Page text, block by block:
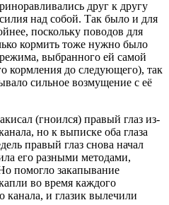
друг к другу
над собой. Так было и для
поскольку поводов для
кормить тоже нужно было
выбранного ей самой
кормления до следующего), так
сильное возмущение с её
(гноился) правый глаз из-
но к выписке оба глаза
правый глаз снова начал
его разными методами,
помогло закапывание
во время каждого
канала, и глазик вылечили